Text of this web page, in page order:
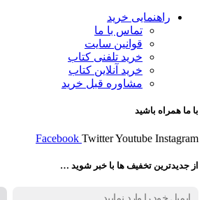
راهنمایی خرید
تماس با ما
قوانین سایت
خرید تلفنی کتاب
خرید آنلاین کتاب
مشاوره قبل خرید
با ما همراه باشید
Facebook TwitterYoutube Instagram
از جدیدترین تخفیف ها با خبر شوید …